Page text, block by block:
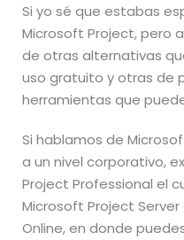
Si yo sé que estabas
Microsoft Project, pero
de otras alternativas
uso gratuito y otras de
herramientas que
Si hablamos de
a un nivel corporativo,
Project Professional el
Microsoft Project
Online, en donde